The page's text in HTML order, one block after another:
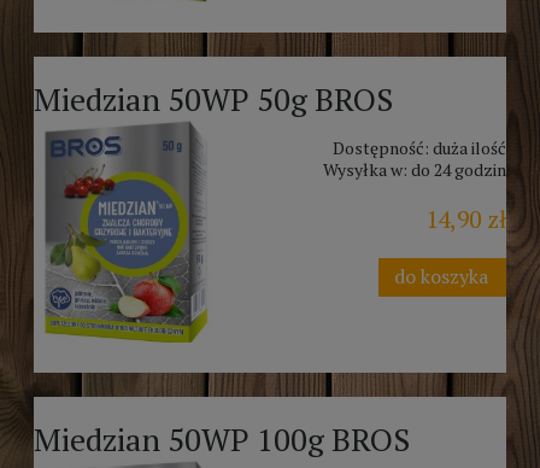
Miedzian 50WP 50g BROS
Dostępność: duża ilość
Wysyłka w: do 24 godzin
14,90 zł
do koszyka
Miedzian 50WP 100g BROS